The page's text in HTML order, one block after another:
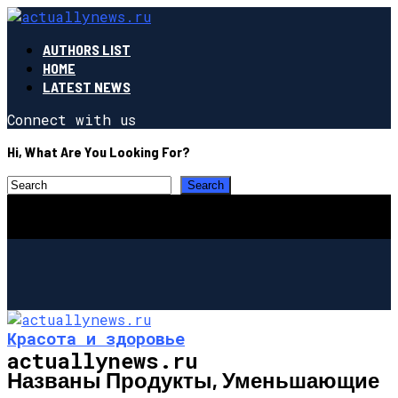
AUTHORS LIST
HOME
LATEST NEWS
Connect with us
Hi, What Are You Looking For?
actuallynews.ru
Красота и здоровье
Названы Продукты, Уменьшающие